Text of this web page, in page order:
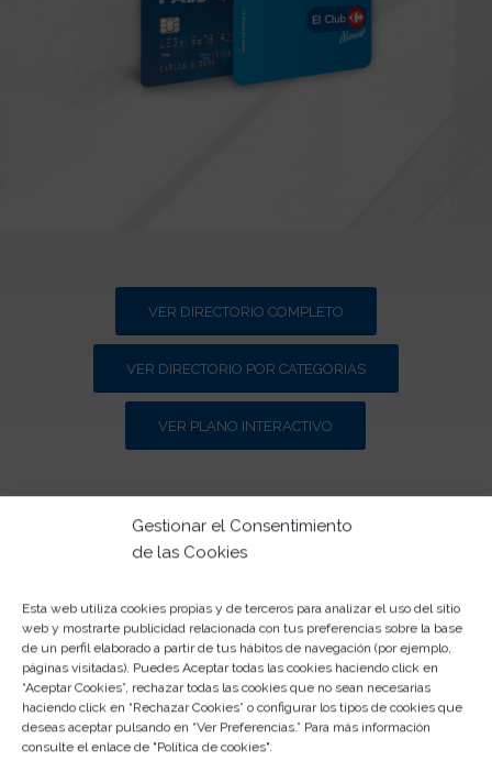
Gestionar el Consentimiento
de las Cookies
Esta web utiliza cookies propias y de terceros para analizar el uso del sitio
web y mostrarte publicidad relacionada con tus preferencias sobre la base
de un perfil elaborado a partir de tus hábitos de navegación (por ejemplo,
páginas visitadas). Puedes Aceptar todas las cookies haciendo click en
“Aceptar Cookies”, rechazar todas las cookies que no sean necesarias
haciendo click en “Rechazar Cookies” o configurar los tipos de cookies que
deseas aceptar pulsando en “Ver Preferencias.” Para más información
consulte el enlace de "Política de cookies".
VER DIRECTORIO COMPLETO
VER DIRECTORIO POR CATEGORIAS
VER PLANO INTERACTIVO